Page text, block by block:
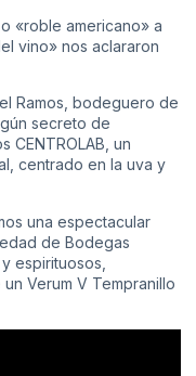
«roble americano» a
vino» nos aclararon
Ramos, bodeguero de
secreto de
CENTROLAB, un
centrado en la uva y
una espectacular
de Bodegas
espirituosos,
Verum V Tempranillo